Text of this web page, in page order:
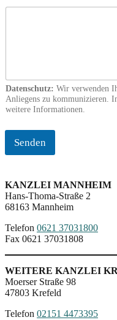
Datenschutz: Wir verwenden
Anliegens zu kommunizieren.
weitere Informationen.
Senden
KANZLEI MANNHEIM
Hans-Thoma-Straße 2
68163 Mannheim
Telefon 0621 37031800
Fax 0621 37031808
WEITERE KANZLEI
Moerser Straße 98
47803 Krefeld
Telefon 02151 4473395